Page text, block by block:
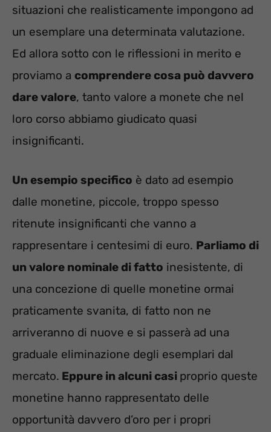
situazioni che realisticamente impongono ad
un esemplare una determinata valutazione.
Ed allora sotto con le riflessioni in merito e
proviamo a comprendere cosa può davvero
dare valore, tanto valore a monete che nel
loro corso abbiamo giudicato quasi
insignificanti.
Un esempio specifico è dato ad esempio
dalle monetine, piccole, troppo spesso
ritenute insignificanti che vanno a
rappresentare i centesimi di euro. Parliamo di
un valore nominale di fatto inesistente, di
una concezione di quelle monetine ormai
praticamente svanita, di fatto non ne
arriveranno di nuove e si passerà ad una
graduale eliminazione degli esemplari dal
mercato. Eppure in alcuni casi proprio queste
monetine hanno rappresentato delle
opportunità davvero d’oro per i propri